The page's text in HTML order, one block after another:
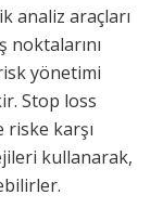
analiz araçları
noktalarını
yönetimi
Stop loss
karşı
kullanarak,